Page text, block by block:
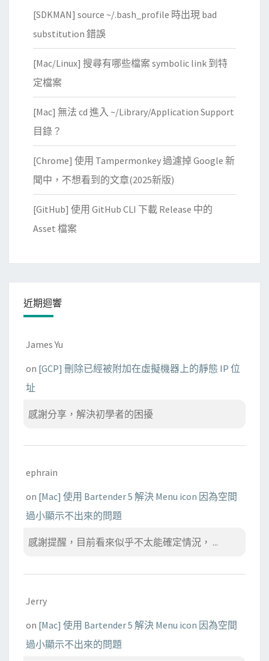
工
，
回
上
次
o
m
m
i
t
本
[SDKMAN] source ~/.bash_profile 時出現 bad
substitution 錯誤
[Mac/Linux] 搜尋有哪些檔案 symbolic link 到特
定檔案
[Mac] 無法 cd 進入 ~/Library/Application Support
目錄？
[Chrome] 使用 Tampermonkey 過濾掉 Google 新
聞中，不想看到的文章(2025新版)
[GitHub] 使用 GitHub CLI 下載 Release 中的
Asset 檔案
近期迴響
James Yu
on [GCP] 刪除已經被附加在虛擬機器上的靜態 IP 位
址
感謝分享，解決初學者的困擾
ephrain
on [Mac] 使用 Bartender 5 解決 Menu icon 因為空間
過小顯示不出來的問題
感謝提醒，目前看來似乎不太能確定情況， ...
Jerry
on [Mac] 使用 Bartender 5 解決 Menu icon 因為空間
過小顯示不出來的問題